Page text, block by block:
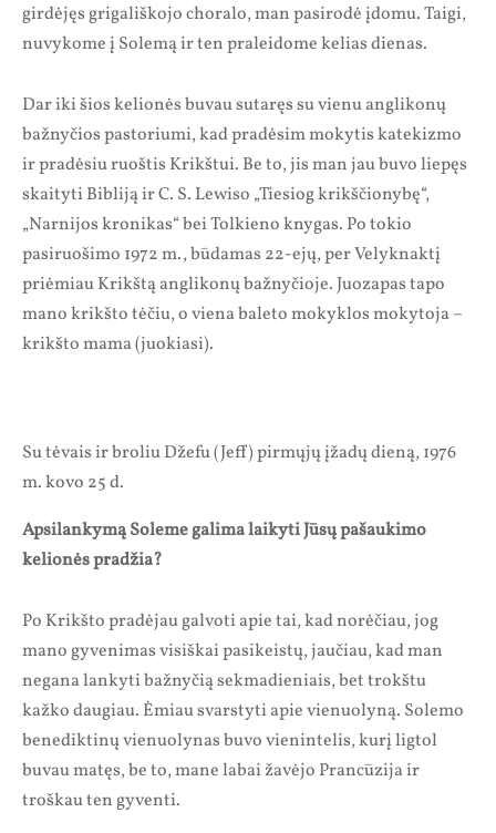
girdėjęs grigališkojo choralo, man pasirodė įdomu. Taigi,
nuvykome į Solemą ir ten praleidome kelias dienas.
Dar iki šios kelionės buvau sutaręs su vienu anglikonų
bažnyčios pastoriumi, kad pradėsim mokytis katekizmo
ir pradėsiu ruoštis Krikštui. Be to, jis man jau buvo liepęs
skaityti Bibliją ir C. S. Lewiso „Tiesiog krikščionybę“,
„Narnijos kronikas“ bei Tolkieno knygas. Po tokio
pasiruošimo 1972 m., būdamas 22-ejų, per Velyknaktį
priėmiau Krikštą anglikonų bažnyčioje. Juozapas tapo
mano krikšto tėčiu, o viena baleto mokyklos mokytoja –
krikšto mama (juokiasi).
Su tėvais ir broliu Džefu (Jeff) pirmųjų įžadų dieną, 1976
m. kovo 25 d.
Apsilankymą Soleme galima laikyti Jūsų pašaukimo
kelionės pradžia?
Po Krikšto pradėjau galvoti apie tai, kad norėčiau, jog
mano gyvenimas visiškai pasikeistų, jaučiau, kad man
negana lankyti bažnyčią sekmadieniais, bet trokštu
kažko daugiau. Ėmiau svarstyti apie vienuolyną. Solemo
benediktinų vienuolynas buvo vienintelis, kurį ligtol
buvau matęs, be to, mane labai žavėjo Prancūzija ir
troškau ten gyventi.